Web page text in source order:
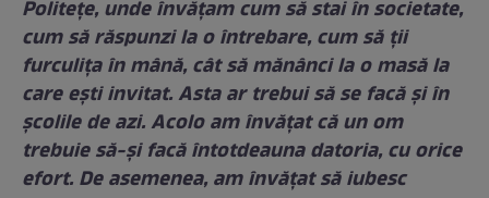
Politețe, unde învățam cum să stai în societate,
cum să răspunzi la o întrebare, cum să ții
furculița în mână, cât să mănânci la o masă la
care ești invitat. Asta ar trebui să se facă și în
școlile de azi. Acolo am învățat că un om
trebuie să-și facă întotdeauna datoria, cu orice
efort. De asemenea, am învățat să iubesc